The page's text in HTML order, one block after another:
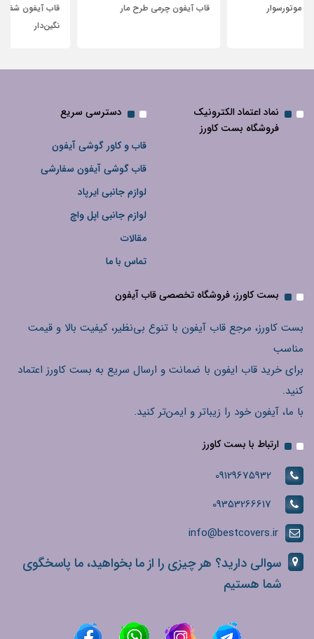
قاب آیفون چرمی طرح مار
قاب آیفون شفاف با پاپیون سفید و
نماد اعتماد الکترونیک
فروشگاه بست کاورز
دسترسی سریع
قاب و کاور گوشی آیفون
قاب گوشی آیفون سفارشی
لوازم جانبی ایرپاد
لوازم جانبی اپل واچ
مقالات
تماس با ما
بست کاورز، فروشگاه تخصصی قاب آیفون
بست کاورز، مرجع قاب آیفون با تنوع بی‌نظیر، کیفیت بالا و قیمت
مناسب
برای خرید قاب ایفون با ضمانت و ارسال سریع به بست کاورز اعتماد
کنید.
با ما، آیفون خود را زیباتر و ایمن‌تر کنید.
ارتباط با بست کاورز
09129675932
09353266617
info@bestcovers.ir
سوالی دارید؟ هر چیزی را از ما بخواهید، ما پاسخگوی
شما هستیم